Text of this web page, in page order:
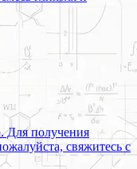
Для получения
свяжитесь с